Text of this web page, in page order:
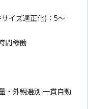
イズ適正化)：5～
間稼働
・外観選別 一貫自動